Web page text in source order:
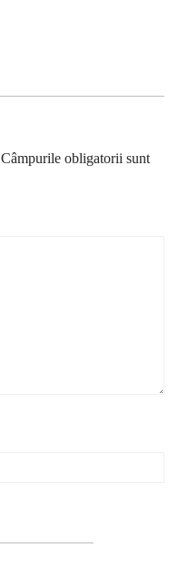
Câmpurile obligatorii sunt